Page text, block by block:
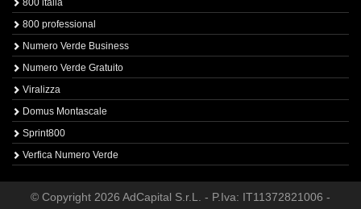
800 italia
800 professional
Numero Verde Business
Numero Verde Gratuito
Viralizza
Domus Montascale
Sprint800
Verfica Numero Verde
© Copyright 2026 AdCapital S.r.L. - P.Iva: IT11372821006 -